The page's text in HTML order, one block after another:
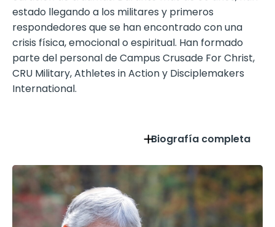
estado llegando a los militares y primeros
respondedores que se han encontrado con una
crisis física, emocional o espiritual. Han formado
parte del personal de Campus Crusade For Christ,
CRU Military, Athletes in Action y Disciplemakers
International.
Biografía completa